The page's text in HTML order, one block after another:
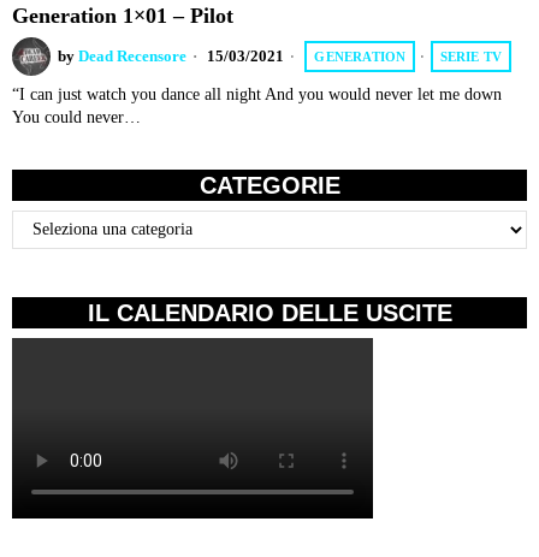
Generation 1×01 – Pilot
by Dead Recensore 15/03/2021 GENERATION · SERIE TV
“I can just watch you dance all night And you would never let me down
You could never…
CATEGORIE
Categorie
IL CALENDARIO DELLE USCITE